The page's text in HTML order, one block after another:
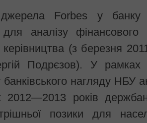
Forbes у банку
аналізу фінансового
керівництва (з березня
Подрєзов). У рамках
нагляду НБУ
років
позики для